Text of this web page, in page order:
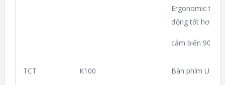
Ergonomic
động tốt hơn
cảm biến
TCT K100 Bàn phím USB